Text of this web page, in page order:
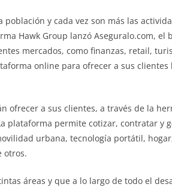
y cada vez son más las
Hawk Group lanzó Aseguralo.com, el
mercados, como finanzas, retail,
online para ofrecer a sus clientes
ofrecer a sus clientes, a través de la
plataforma permite cotizar, contratar y
urbana, tecnología portátil,
otros.
áreas y que a lo largo de todo el